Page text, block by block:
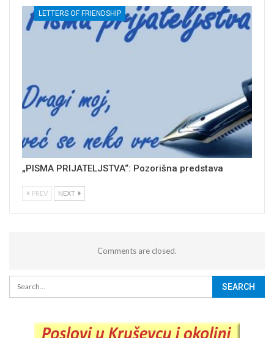
LETTERS OF FRIENDSHIP
„PISMA PRIJATELJSTVA“: Pozorišna predstava
PREV NEXT
Comments are closed.